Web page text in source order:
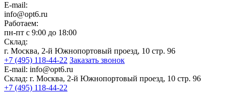
E-mail:
info@opt6.ru
Работаем:
пн-пт с 9:00 до 18:00
Склад:
г. Москва, 2-й Южнопортовый проезд, 10 стр. 96
+7 (495) 118-44-22 Заказать звонок
E-mail: info@opt6.ru
Склад: г. Москва, 2-й Южнопортовый проезд, 10 стр. 96
+7 (495) 118-44-22